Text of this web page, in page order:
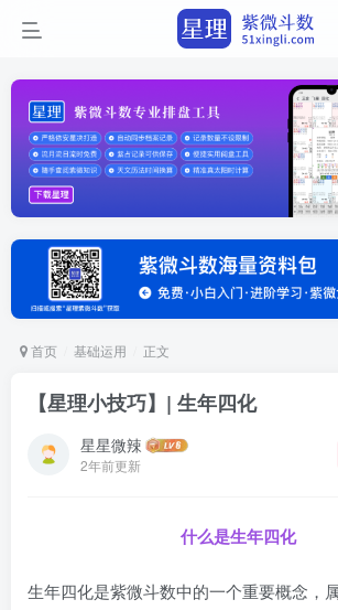
首页 基础运用 正文
【星理小技巧】| 生年四化
星星微辣
2年前更新
什么是生年四化
生年四化是紫微斗数中的一个重要概念，